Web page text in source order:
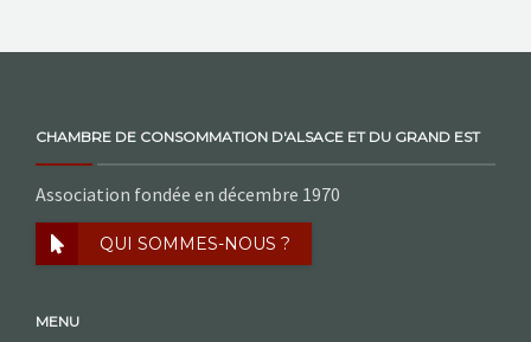
CHAMBRE DE CONSOMMATION D'ALSACE ET DU GRAND EST
Association fondée en décembre 1970
QUI SOMMES-NOUS ?
MENU